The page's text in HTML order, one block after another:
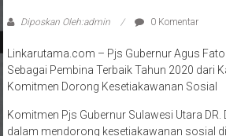
Diposkan Oleh:admin 0 Komentar
Linkarutama.com – Pjs Gubernur Agus
Sebagai Pembina Terbaik Tahun 2020 dari
Komitmen Dorong Kesetiakawanan Sosial
Komitmen Pjs Gubernur Sulawesi Utara DR.
dalam mendorong kesetiakawanan sosial